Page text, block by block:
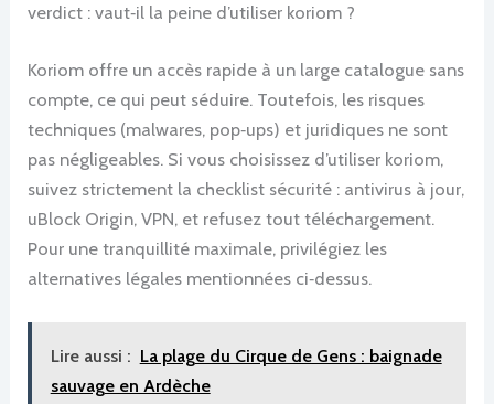
verdict : vaut‑il la peine d’utiliser koriom ?
Koriom offre un accès rapide à un large catalogue sans
compte, ce qui peut séduire. Toutefois, les risques
techniques (malwares, pop‑ups) et juridiques ne sont
pas négligeables. Si vous choisissez d’utiliser koriom,
suivez strictement la checklist sécurité : antivirus à jour,
uBlock Origin, VPN, et refusez tout téléchargement.
Pour une tranquillité maximale, privilégiez les
alternatives légales mentionnées ci‑dessus.
Lire aussi : La plage du Cirque de Gens : baignade
sauvage en Ardèche